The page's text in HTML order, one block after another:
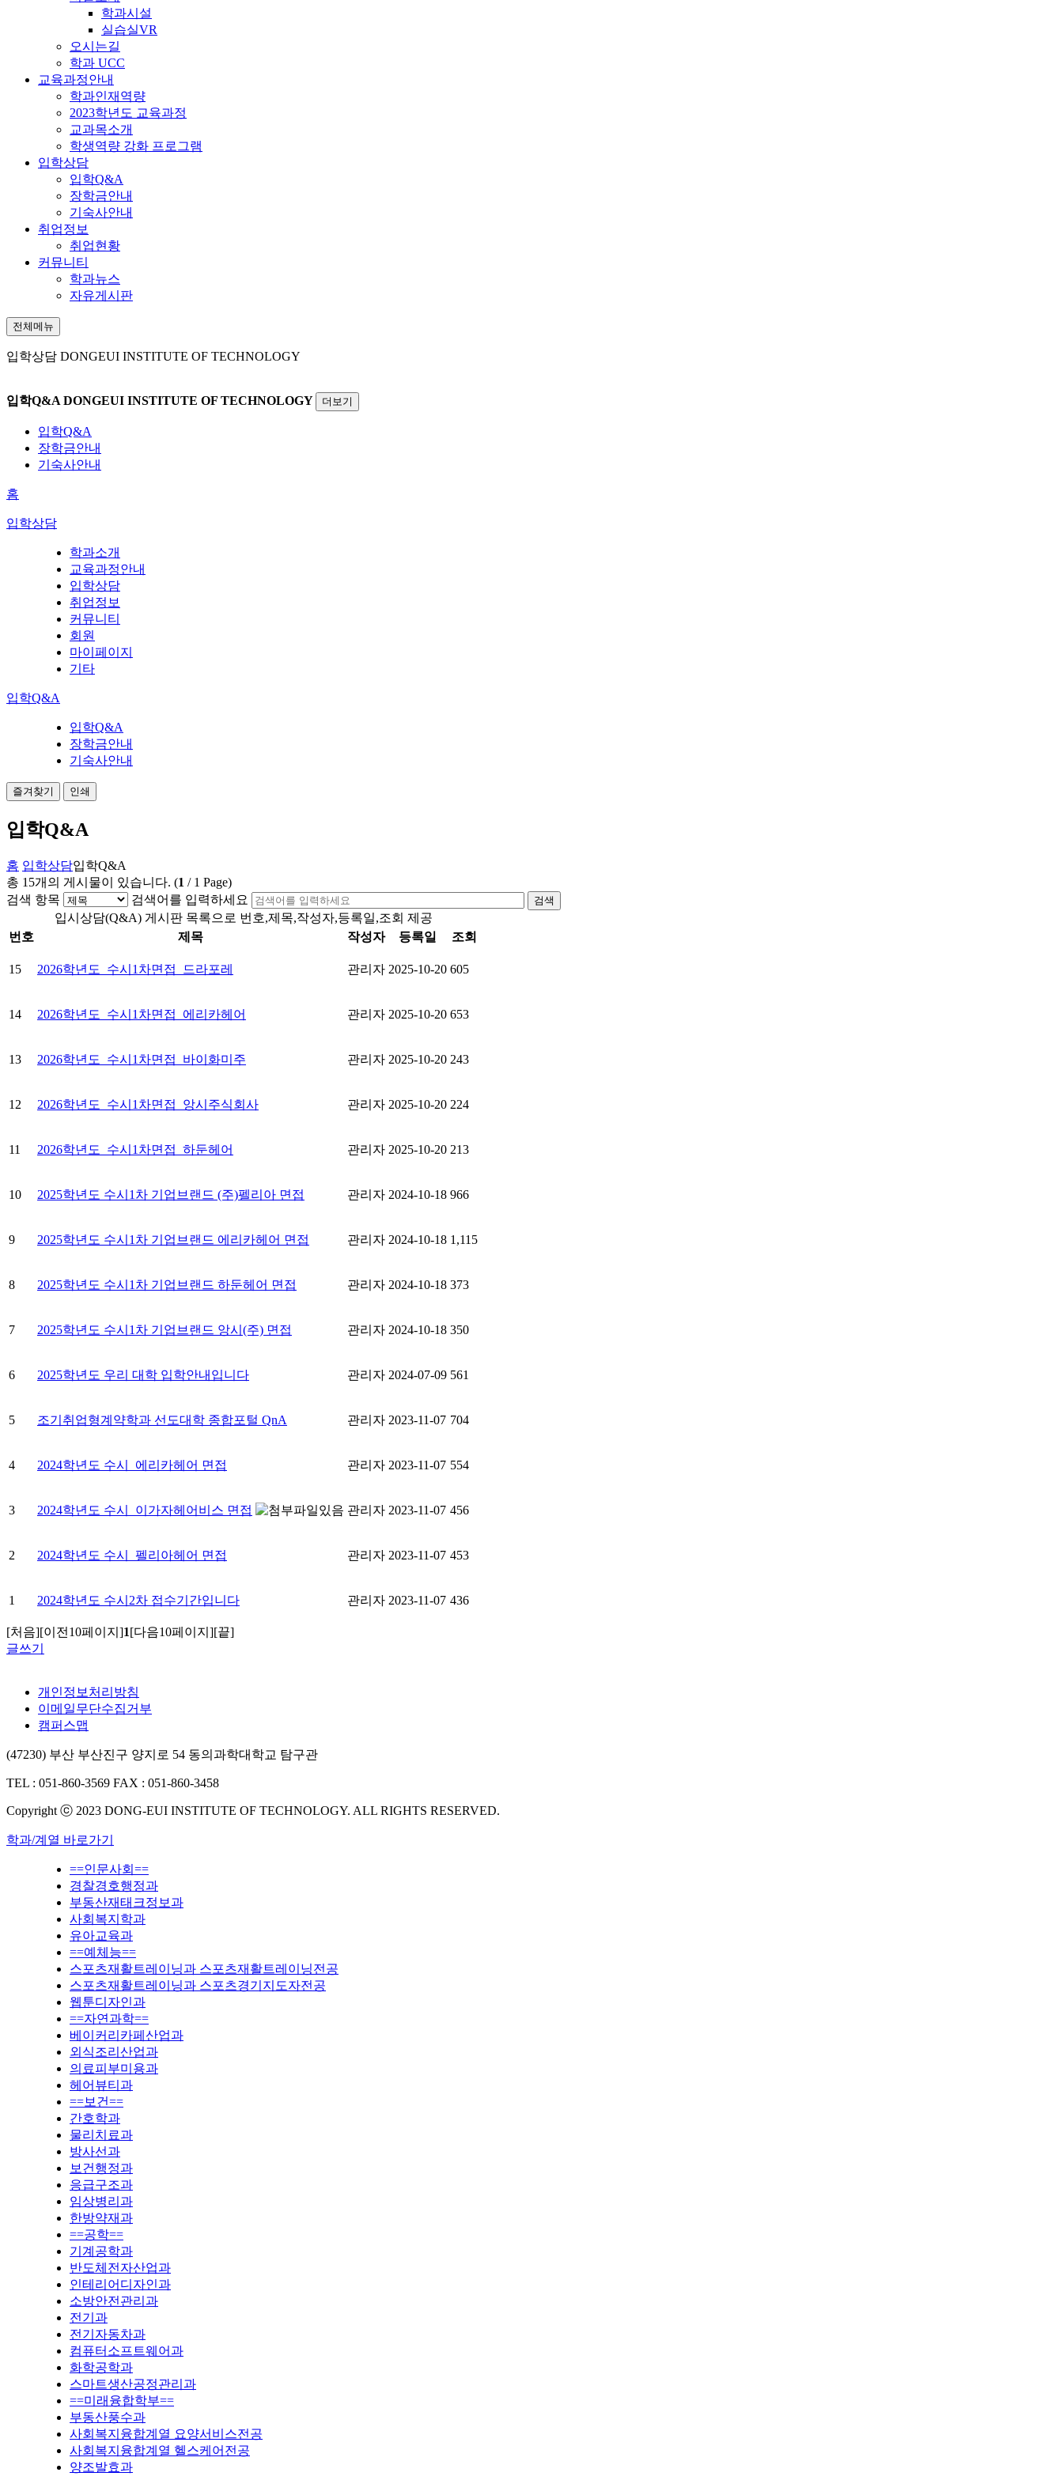
학과시설
실습실VR
오시는길
학과 UCC
교육과정안내
학과인재역량
2023학년도 교육과정
교과목소개
학생역량 강화 프로그램
입학상담
입학Q&A
장학금안내
기숙사안내
취업정보
취업현황
커뮤니티
학과뉴스
자유게시판
전체메뉴
입학상담 DONGEUI INSTITUTE OF TECHNOLOGY
입학Q&A DONGEUI INSTITUTE OF TECHNOLOGY 더보기
입학Q&A
장학금안내
기숙사안내
홈
입학상담
학과소개
교육과정안내
입학상담
취업정보
커뮤니티
회원
마이페이지
기타
입학Q&A
입학Q&A
장학금안내
기숙사안내
즐겨찾기 인쇄
입학Q&A
홈 입학상담입학Q&A
총 15개의 게시물이 있습니다. (1 / 1 Page)
검색 항목
검색어를 입력하세요 검색
입시상담(Q&A) 게시판 목록으로 번호,제목,작성자,등록일,조회 제공
번호
제목 작성자 등록일 조회
15 2026학년도_수시1차면접_드라포레 관리자 2025-10-20 605
14 2026학년도_수시1차면접_에리카헤어 관리자 2025-10-20 653
13 2026학년도_수시1차면접_바이화미주 관리자 2025-10-20 243
12 2026학년도_수시1차면접_앙시주식회사 관리자 2025-10-20 224
11 2026학년도_수시1차면접_하둔헤어 관리자 2025-10-20 213
10 2025학년도 수시1차 기업브랜드 (주)펠리아 면접 관리자 2024-10-18 966
9 2025학년도 수시1차 기업브랜드 에리카헤어 면접 관리자 2024-10-18 1,115
8 2025학년도 수시1차 기업브랜드 하둔헤어 면접 관리자 2024-10-18 373
7 2025학년도 수시1차 기업브랜드 앙시(주) 면접 관리자 2024-10-18 350
6 2025학년도 우리 대학 입학안내입니다 관리자 2024-07-09 561
5 조기취업형계약학과 선도대학 종합포털 QnA 관리자 2023-11-07 704
4 2024학년도 수시_에리카헤어 면접 관리자 2023-11-07 554
3 2024학년도 수시_이가자헤어비스 면접 관리자 2023-11-07 456
2 2024학년도 수시_펠리아헤어 면접 관리자 2023-11-07 453
1 2024학년도 수시2차 접수기간입니다 관리자 2023-11-07 436
[처음][이전10페이지]1[다음10페이지][끝]
글쓰기
개인정보처리방침
이메일무단수집거부
캠퍼스맵
(47230) 부산 부산진구 양지로 54 동의과학대학교 탐구관
TEL : 051-860-3569 FAX : 051-860-3458
Copyright ⓒ 2023 DONG-EUI INSTITUTE OF TECHNOLOGY. ALL RIGHTS RESERVED.
학과/계열 바로가기
==인문사회==
경찰경호행정과
부동산재태크정보과
사회복지학과
유아교육과
==예체능==
스포츠재활트레이닝과 스포츠재활트레이닝전공
스포츠재활트레이닝과 스포츠경기지도자전공
웹툰디자인과
==자연과학==
베이커리카페산업과
외식조리산업과
의료피부미용과
헤어뷰티과
==보건==
간호학과
물리치료과
방사선과
보건행정과
응급구조과
임상병리과
한방약재과
==공학==
기계공학과
반도체전자산업과
인테리어디자인과
소방안전관리과
전기과
전기자동차과
컴퓨터소프트웨어과
화학공학과
스마트생산공정관리과
==미래융합학부==
부동산풍수과
사회복지융합계열 요양서비스전공
사회복지융합계열 헬스케어전공
양조발효과